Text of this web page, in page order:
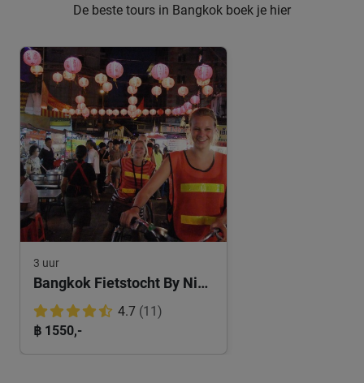
De beste tours in Bangkok boek je hier
3 uur
Bangkok Fietstocht By Night
4.7 (11)
฿ 1550,-